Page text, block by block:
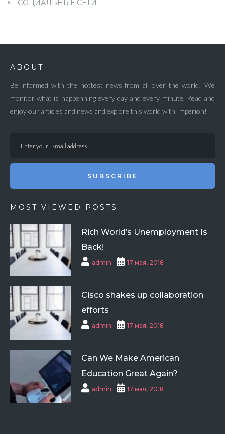
СОЦИАЛЬНЫЕ СЕТИ
ABOUT
Be informed with the hottest news from all over the world! We
monitor what is happenning every day and every minute. Read and
enjoy our articles and news and explore this world with Imperion!
SUBSCRIBE
MOST VIEWED POSTS
Rich World’s Unemployment Is
Back!
admin 17 мая, 2018
Cisco shakes up collaboration
efforts
admin 17 мая, 2018
Can We Make American
Education Great Again?
admin 17 мая, 2018